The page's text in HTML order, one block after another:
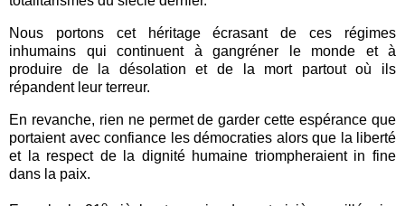
Nous portons cet héritage écrasant de ces régimes
inhumains qui continuent à gangréner le monde et à
produire de la désolation et de la mort partout où ils
répandent leur terreur.
En revanche, rien ne permet de garder cette espérance que
portaient avec confiance les démocraties alors que la liberté
et la respect de la dignité humaine triompheraient in fine
dans la paix.